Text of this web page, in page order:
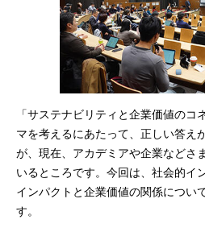
「サステナビリティと企業価値のコ
マを考えるにあたって、正しい答え
が、現在、アカデミアや企業などさ
いるところです。今回は、社会的イ
インパクトと企業価値の関係につい
す。